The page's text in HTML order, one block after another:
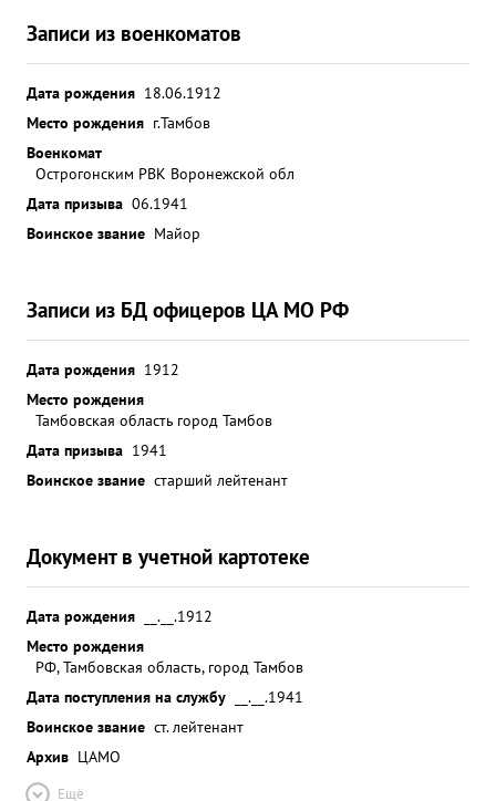
Записи из военкоматов
Дата рождения 18.06.1912
Место рождения г.Тамбов
Военкомат
Острогонским РВК Воронежской обл
Дата призыва 06.1941
Воинское звание Майор
Записи из БД офицеров ЦА МО РФ
Дата рождения 1912
Место рождения
Тамбовская область город Тамбов
Дата призыва 1941
Воинское звание старший лейтенант
Документ в учетной картотеке
Дата рождения
__.__.1912
Место рождения
РФ, Тамбовская область, город Тамбов
Дата поступления на службу
__.__.1941
Воинское звание ст. лейтенант
Архив ЦАМО
Ещё